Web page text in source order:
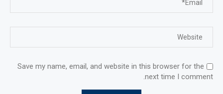
Save my name, email, and website in this browser for the
next time I comment.